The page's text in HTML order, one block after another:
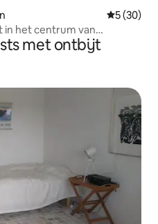
5 (30)
in het centrum van
met ontbijt